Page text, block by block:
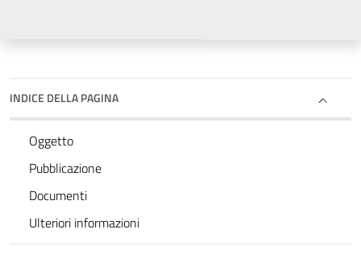
INDICE DELLA PAGINA
Oggetto
Pubblicazione
Documenti
Ulteriori informazioni